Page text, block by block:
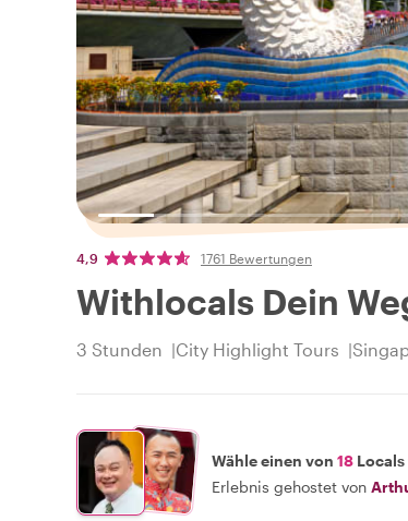
4,9 1761 Bewertungen
Withlocals Dein
3 Stunden City Highlight Tours
Wähle einen von 18
Erlebnis gehostet von